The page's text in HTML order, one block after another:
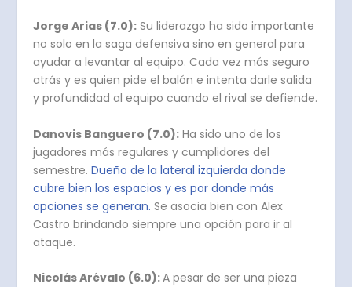
Jorge Arias (7.0): Su liderazgo ha sido importante
no solo en la saga defensiva sino en general para
ayudar a levantar al equipo. Cada vez más seguro
atrás y es quien pide el balón e intenta darle salida
y profundidad al equipo cuando el rival se defiende.
Danovis Banguero (7.0): Ha sido uno de los
jugadores más regulares y cumplidores del
semestre.Dueño de la lateral izquierda donde
cubre bien los espacios y es por donde más
opciones se generan. Se asocia bien con Alex
Castro brindando siempre una opción para ir al
ataque.
Nicolás Arévalo (6.0):A pesar de ser una pieza